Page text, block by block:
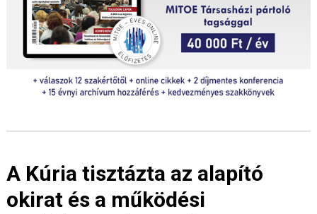
A Kúria tisztázta az alapító
okirat és a működési